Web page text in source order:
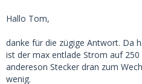
Hallo Tom,
danke für die zügige Antwort. Da
ist der max entlade Strom auf
andereson Stecker dran zum
wenig.